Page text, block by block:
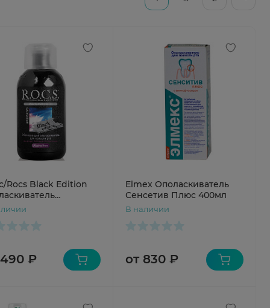
Rocs Black Edition
400 мл
₽
Elmex Ополаскиватель
Сенсетив Плюс 400мл
В наличии
от 830 ₽